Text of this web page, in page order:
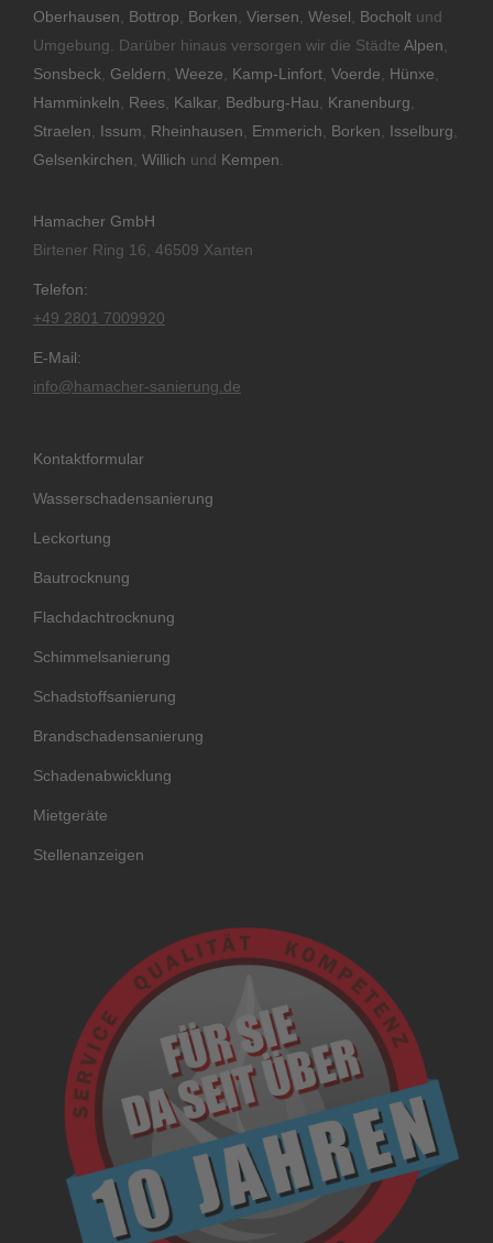
Oberhausen
Bottrop Borken Viersen Wesel Bocholt und
Umgebung. Darüber hinaus versorgen wir die Städte Alpen
Sonsbeck Geldern Weeze Kamp-Linfort Voerde Hünxe
Hamminkeln
Rees Kalkar, Bedburg-Hau Kranenburg
Straelen
Issum Rheinhausen Emmerich Borken Isselburg
Gelsenkirchen Willich und Kempen
Hamacher GmbH
Birtener Ring 16, 46509 Xanten
Telefon:
+49 2801 7009920
E-Mail:
info@hamacher-sanierung.de
Kontaktformular
Wasserschadensanierung
Leckortung
Bautrocknung
Flachdachtrocknung
Schimmelsanierung
Schadstoffsanierung
Brandschadensanierung
Schadenabwicklung
Mietgeräte
Stellenanzeigen